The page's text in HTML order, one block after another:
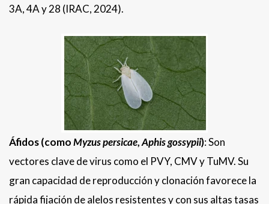
3A, 4A y 28 (IRAC, 2024).
Áfidos (comoMyzus persicae,Aphis gossypii): Son
vectores clave de virus como el PVY, CMV y TuMV. Su
gran capacidad de reproducción y clonación favorece la
rápida fijación de alelos resistentes y con sus altas tasas